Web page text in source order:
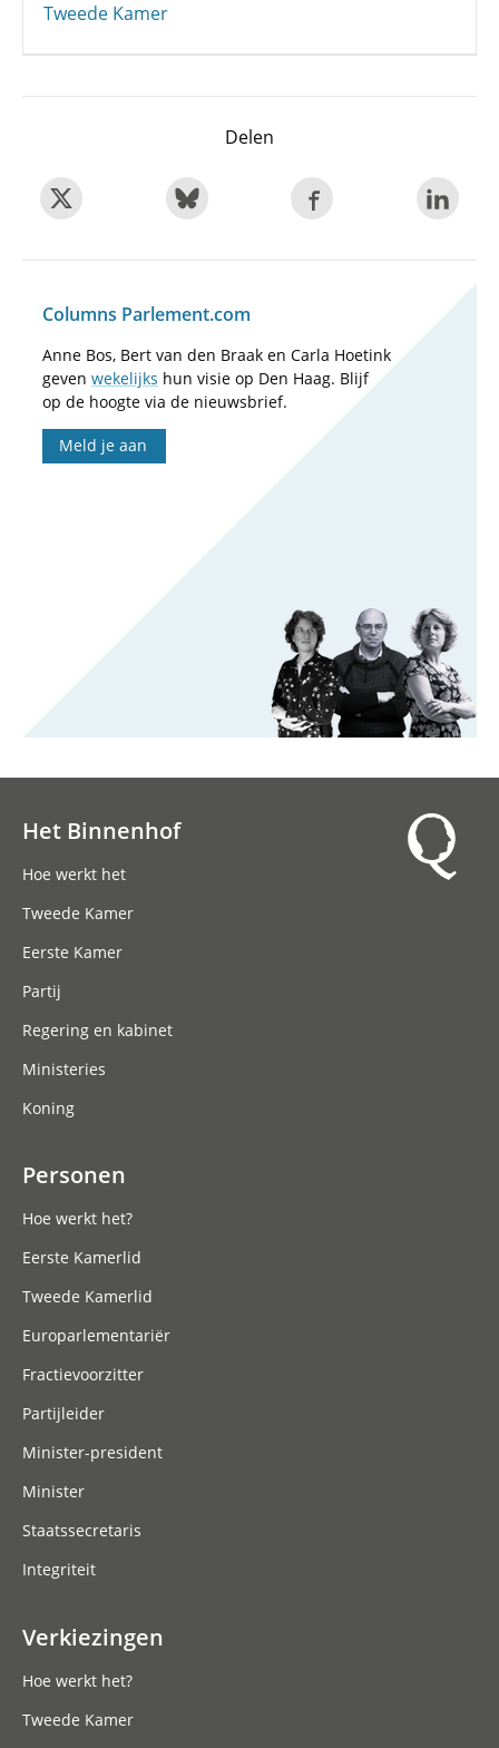
Tweede Kamer
Delen
Columns Parlement.com
Anne Bos, Bert van den Braak en Carla Hoetink
geven wekelijks hun visie op Den Haag. Blijf
op de hoogte via de nieuwsbrief.
Meld je aan
Het Binnenhof
Hoe werkt het
Tweede Kamer
Eerste Kamer
Partij
Regering en kabinet
Ministeries
Koning
Personen
Hoe werkt het?
Eerste Kamerlid
Tweede Kamerlid
Europarlementariër
Fractievoorzitter
Partijleider
Minister-president
Minister
Staatssecretaris
Integriteit
Verkiezingen
Hoe werkt het?
Tweede Kamer